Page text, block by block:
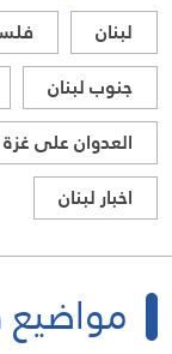
لبنان
جنوب لبنان
العدوان على غزة
اخبار لبنان